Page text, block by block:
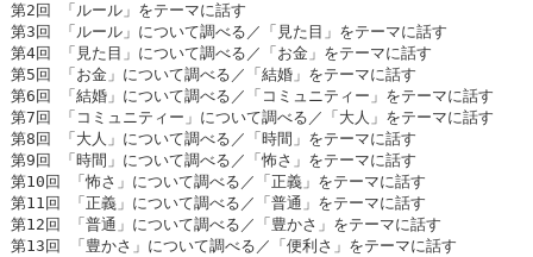
第2回 「ルール」をテーマに話す
第3回 「ルール」について調べる／「見た目」をテーマに話す
第4回 「見た目」について調べる／「お金」をテーマに話す
第5回 「お金」について調べる／「結婚」をテーマに話す
第6回 「結婚」について調べる／「コミュニティー」をテーマに話す
第7回 「コミュニティー」について調べる／「大人」をテーマに話す
第8回 「大人」について調べる／「時間」をテーマに話す
第9回 「時間」について調べる／「怖さ」をテーマに話す
第10回 「怖さ」について調べる／「正義」をテーマに話す
第11回 「正義」について調べる／「普通」をテーマに話す
第12回 「普通」について調べる／「豊かさ」をテーマに話す
第13回 「豊かさ」について調べる／「便利さ」をテーマに話す